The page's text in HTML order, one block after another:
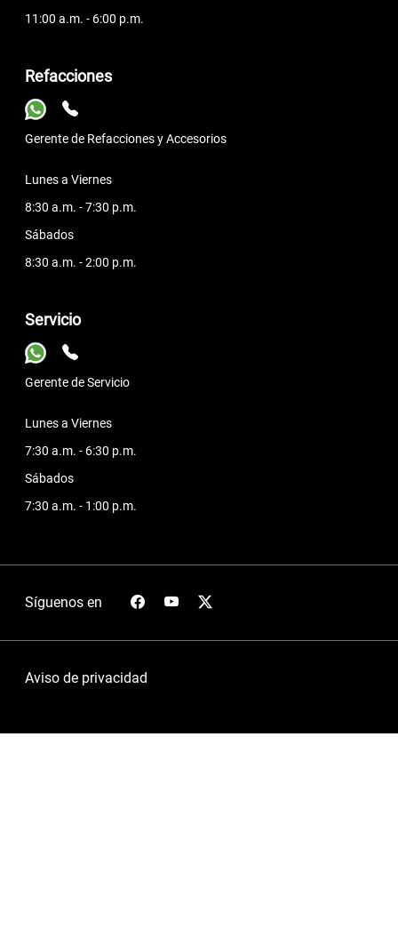
11:00 a.m. - 6:00 p.m.
Refacciones
Gerente de Refacciones y Accesorios
Lunes a Viernes
8:30 a.m. - 7:30 p.m.
Sábados
8:30 a.m. - 2:00 p.m.
Servicio
Gerente de Servicio
Lunes a Viernes
7:30 a.m. - 6:30 p.m.
Sábados
7:30 a.m. - 1:00 p.m.
Síguenos en
Aviso de privacidad